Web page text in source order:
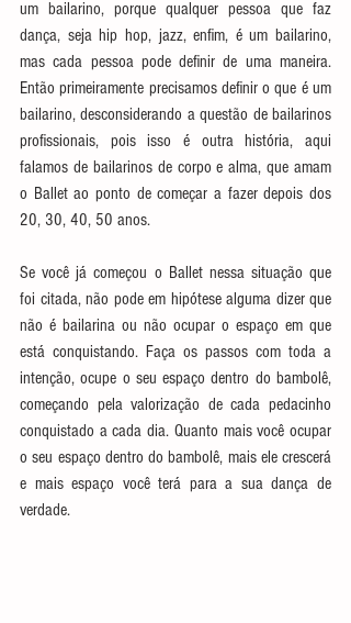
um bailarino, porque qualquer pessoa que faz
dança, seja hip hop, jazz, enfim, é um bailarino,
mas cada pessoa pode definir de uma maneira.
Então primeiramente precisamos definir o que é um
bailarino, desconsiderando a questão de bailarinos
profissionais, pois isso é outra história, aqui
falamos de bailarinos de corpo e alma, que amam
o Ballet ao ponto de começar a fazer depois dos
20, 30, 40, 50 anos.
Se você já começou o Ballet nessa situação que
foi citada, não pode em hipótese alguma dizer que
não é bailarina ou não ocupar o espaço em que
está conquistando. Faça os passos com toda a
intenção, ocupe o seu espaço dentro do bambolê,
começando pela valorização de cada pedacinho
conquistado a cada dia. Quanto mais você ocupar
o seu espaço dentro do bambolê, mais ele crescerá
e mais espaço você terá para a sua dança de
verdade.